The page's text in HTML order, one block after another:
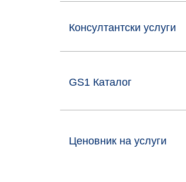
Консултантски услуги
GS1 Каталог
Ценовник на услуги